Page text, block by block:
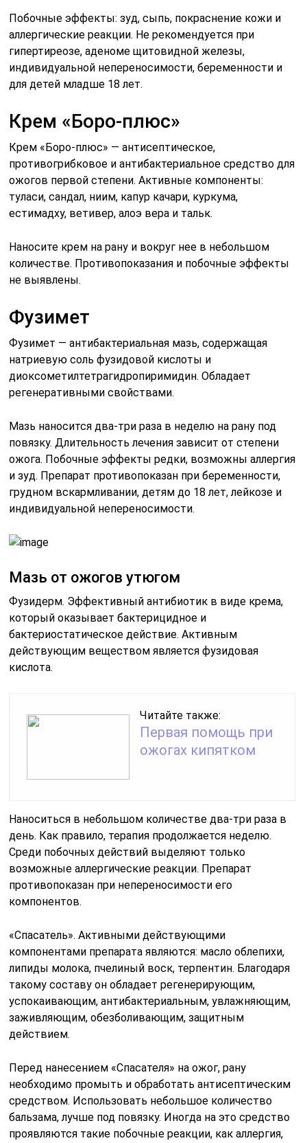
Побочные эффекты: зуд, сыпь, покраснение кожи и
аллергические реакции. Не рекомендуется при
гипертиреозе, аденоме щитовидной железы,
индивидуальной непереносимости, беременности и
для детей младше 18 лет.
Крем «Боро-плюс»
Крем «Боро-плюс» — антисептическое,
противогрибковое и антибактериальное средство для
ожогов первой степени. Активные компоненты:
туласи, сандал, ниим, капур качари, куркума,
естимадху, ветивер, алоэ вера и тальк.
Наносите крем на рану и вокруг нее в небольшом
количестве. Противопоказания и побочные эффекты
не выявлены.
Фузимет
Фузимет — антибактериальная мазь, содержащая
натриевую соль фузидовой кислоты и
диоксометилтетрагидропиримидин. Обладает
регенеративными свойствами.
Мазь наносится два-три раза в неделю на рану под
повязку. Длительность лечения зависит от степени
ожога. Побочные эффекты редки, возможны аллергия
и зуд. Препарат противопоказан при беременности,
грудном вскармливании, детям до 18 лет, лейкозе и
индивидуальной непереносимости.
Мазь от ожогов утюгом
Фузидерм. Эффективный антибиотик в виде крема,
который оказывает бактерицидное и
бактериостатическое действие. Активным
действующим веществом является фузидовая
кислота.
Читайте также:
Первая помощь при
ожогах кипятком
Наноситься в небольшом количестве два-три раза в
день. Как правило, терапия продолжается неделю.
Среди побочных действий выделяют только
возможные аллергические реакции. Препарат
противопоказан при непереносимости его
компонентов.
«Спасатель». Активными действующими
компонентами препарата являются: масло облепихи,
липиды молока, пчелиный воск, терпентин. Благодаря
такому составу он обладает регенерирующим,
успокаивающим, антибактериальным, увлажняющим,
заживляющим, обезболивающим, защитным
действием.
Перед нанесением «Спасателя» на ожог, рану
необходимо промыть и обработать антисептическим
средством. Использовать небольшое количество
бальзама, лучше под повязку. Иногда на это средство
проявляются такие побочные реакции, как аллергия,